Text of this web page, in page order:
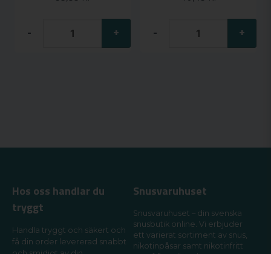
- + - +
Hos oss handlar du
tryggt
Handla tryggt och säkert och
få din order levererad snabbt
Snusvaruhuset
Snusvaruhuset – din svenska
snusbutik online. Vi erbjuder
ett varierat sortiment av snus,
nikotinpåsar samt nikotinfritt